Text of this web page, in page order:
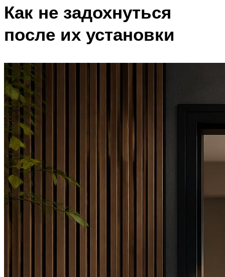
Как не задохнуться
после их установки